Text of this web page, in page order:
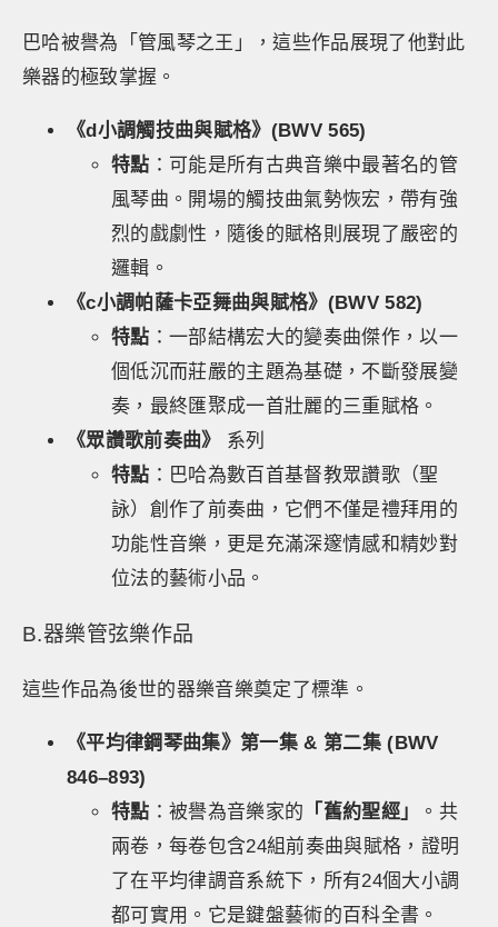
巴哈被譽為「管風琴之王」，這些作品展現了他對此
樂器的極致掌握。
《d小調觸技曲與賦格》(BWV 565)
特點 ：可能是所有古典音樂中最著名的管
風琴曲。開場的觸技曲氣勢恢宏，帶有強
烈的戲劇性，隨後的賦格則展現了嚴密的
邏輯。
《c小調帕薩卡亞舞曲與賦格》(BWV 582)
特點 ：一部結構宏大的變奏曲傑作，以一
個低沉而莊嚴的主題為基礎，不斷發展變
奏，最終匯聚成一首壯麗的三重賦格。
《眾讚歌前奏曲》
系列
特點 ：巴哈為數百首基督教眾讚歌（聖
詠）創作了前奏曲，它們不僅是禮拜用的
功能性音樂，更是充滿深邃情感和精妙對
位法的藝術小品。
B.器樂管弦樂作品
這些作品為後世的器樂音樂奠定了標準。
《平均律鋼琴曲集》第一集 & 第二集 (BWV
846–893)
特點 ：被譽為音樂家的 「舊約聖經」
。共
兩卷，每卷包含24組前奏曲與賦格，證明
了在平均律調音系統下，所有24個大小調
都可實用。它是鍵盤藝術的百科全書。